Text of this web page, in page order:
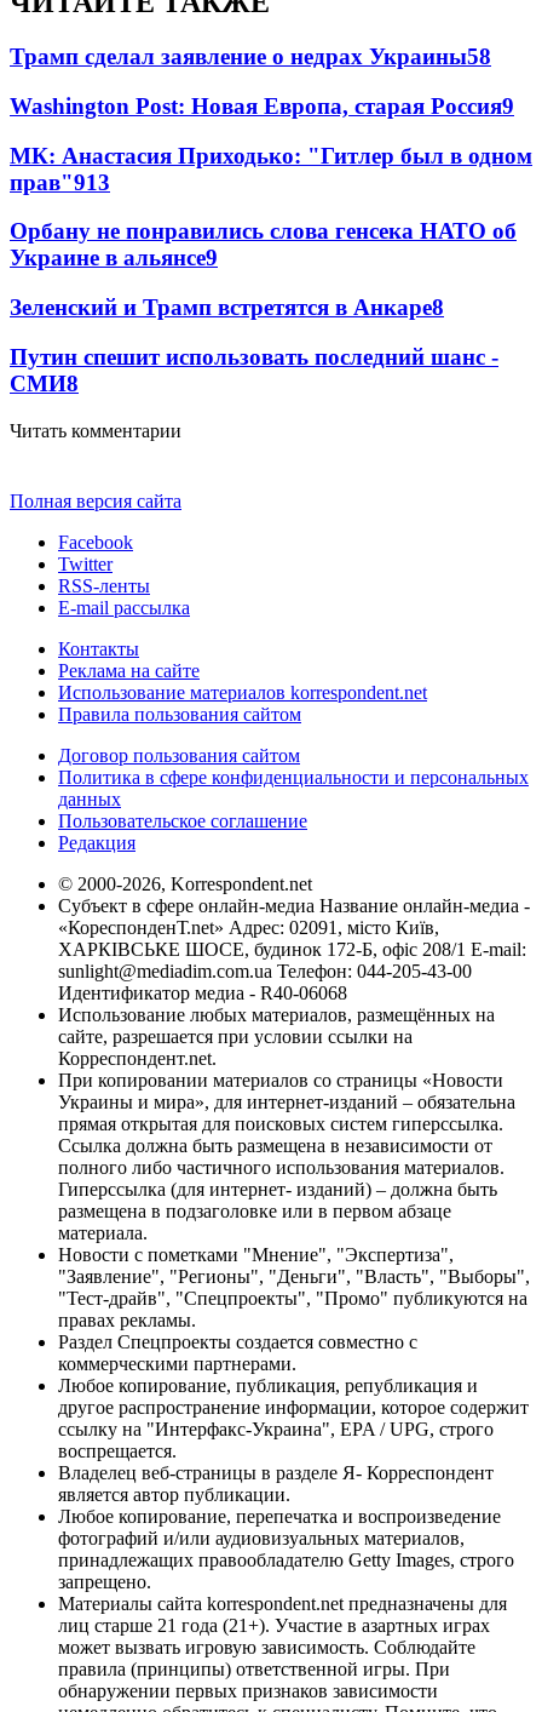
Трамп сделал заявление о недрах Украины58
Washington Post: Новая Европа, старая Россия9
МК: Анастасия Приходько: "Гитлер был в одном
прав"913
Орбану не понравились слова генсека НАТО об
Украине в альянсе9
Зеленский и Трамп встретятся в Анкаре8
Путин спешит использовать последний шанс -
СМИ8
Читать комментарии
Полная версия сайта
Facebook
Twitter
RSS-ленты
E-mail рассылка
Контакты
Реклама на сайте
Использование материалов korrespondent.net
Правила пользования сайтом
Договор пользования сайтом
Политика в сфере конфиденциальности и персональных
данных
Пользовательское соглашение
Редакция
© 2000-2026, Korrespondent.net
Субъект в сфере онлайн-медиа Название онлайн-медиа -
«КореспонденТ.net» Адрес: 02091, місто Київ,
ХАРКІВСЬКЕ ШОСЕ, будинок 172-Б, офіс 208/1 E-mail:
sunlight@mediadim.com.ua Телефон: 044-205-43-00
Идентификатор медиа - R40-06068
Использование любых материалов, размещённых на
сайте, разрешается при условии ссылки на
Корреспондент.net.
При копировании материалов со страницы «Новости
Украины и мира», для интернет-изданий – обязательна
прямая открытая для поисковых систем гиперссылка.
Ссылка должна быть размещена в независимости от
полного либо частичного использования материалов.
Гиперссылка (для интернет- изданий) – должна быть
размещена в подзаголовке или в первом абзаце
материала.
Новости с пометками "Мнение", "Экспертиза",
"Заявление", "Регионы", "Деньги", "Власть", "Выборы",
"Тест-драйв", "Спецпроекты", "Промо" публикуются на
правах рекламы.
Раздел Спецпроекты создается совместно с
коммерческими партнерами.
Любое копирование, публикация, републикация и
другое распространение информации, которое содержит
ссылку на "Интерфакс-Украина", EPA / UPG, строго
воспрещается.
Владелец веб-страницы в разделе Я- Корреспондент
является автор публикации.
Любое копирование, перепечатка и воспроизведение
фотографий и/или аудиовизуальных материалов,
принадлежащих правообладателю Getty Images, строго
запрещено.
Материалы сайта korrespondent.net предназначены для
лиц старше 21 года (21+). Участие в азартных играх
может вызвать игровую зависимость. Соблюдайте
правила (принципы) ответственной игры. При
обнаружении первых признаков зависимости